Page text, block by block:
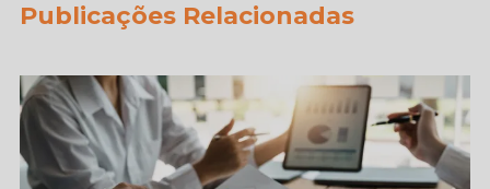
Publicações Relacionadas